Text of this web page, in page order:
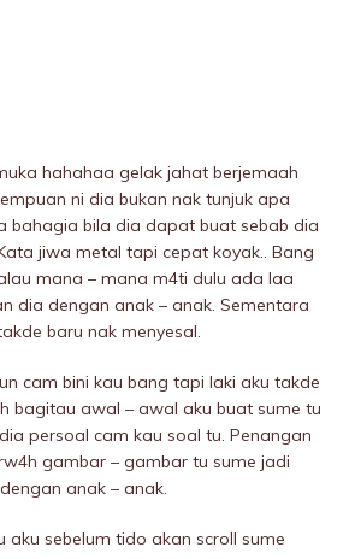
hahahaa gelak jahat berjemaah
ni dia bukan nak tunjuk apa
bahagia bila dia dapat buat sebab dia
jiwa metal tapi cepat koyak.. Bang
mana – mana m4ti dulu ada laa
dia dengan anak – anak. Sementara
baru nak menyesal.
bagitau awal – awal aku buat sume tu
persoal cam kau soal tu. Penangan
gambar – gambar tu sume jadi
anak – anak.
aku sebelum tido akan scroll sume